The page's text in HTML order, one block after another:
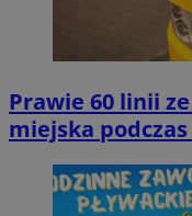
Prawie 60 linii
miejska